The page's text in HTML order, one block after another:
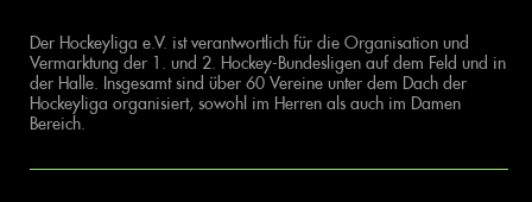
Der Hockeyliga e.V. ist verantwortlich für die Organisation und
Vermarktung der 1. und 2. Hockey-Bundesligen auf dem Feld und in
der Halle. Insgesamt sind über 60 Vereine unter dem Dach der
Hockeyliga organisiert, sowohl im Herren als auch im Damen
Bereich.